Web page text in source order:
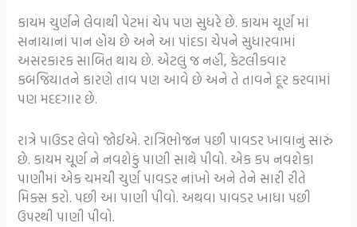
કાયમ ચુર્ણને લેવાથી પેટમાં ચેપ પણ સુધરે છે. કાયમ ચૂર્ણ માં
સનાયાનાં પાન હોય છે અને આ પાંદડા ચેપને સુધારવામાં
અસરકારક સાબિત થાય છે. એટલું જ નહીં, કેટલીકવાર
કબજિયાતને કારણે તાવ પણ આવે છે અને તે તાવને દૂર કરવામાં
પણ મદદગાર છે.
રાત્રે પાઉડર લેવો જોઈએ. રાત્રિભોજન પછી પાવડર ખાવાનું સારું
છે. કાયમ ચૂર્ણ ને નવશેકું પાણી સાથે પીવો. એક કપ નવશેકા
પાણીમાં એક ચમચી ચુર્ણ પાવડર નાંખો અને તેને સારી રીતે
મિક્સ કરો. પછી આ પાણી પીવો. અથવા પાવડર ખાધા પછી
ઉપરથી પાણી પીવો.